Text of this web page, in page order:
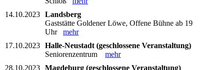
14.10.2023 Landsberg
Gaststätte Goldener Löwe, Offene Bühne ab 19
Uhr mehr
17.10.2023 Halle-Neustadt (geschlossene Veranstaltung)
Seniorenzentrum mehr
28.10.2023 Magdeburg (geschlossene Veranstaltung)